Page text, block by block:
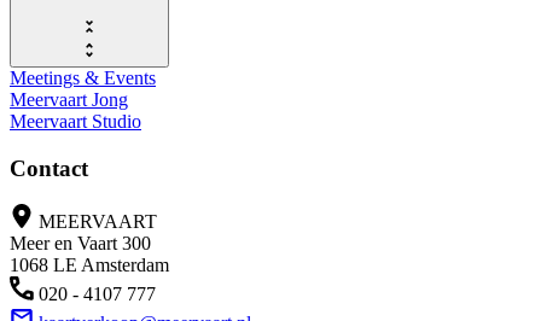
Meetings & Events
Meervaart Jong
Meervaart Studio
Contact
MEERVAART
Meer en Vaart 300
1068 LE Amsterdam
020 - 4107 777